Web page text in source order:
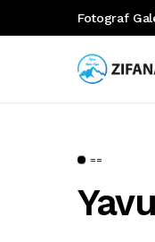
Fotograf
==